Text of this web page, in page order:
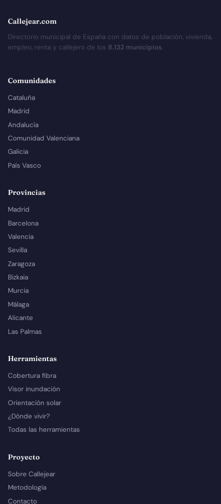
Callejear.com
Directorio municipal de España con datos de población, vivienda,
empleo, renta y callejero de los 8.132 municipios.
Comunidades
Cataluña
Madrid
Andalucía
Comunidad Valenciana
Galicia
País Vasco
Provincias
Madrid
Barcelona
Valencia
Sevilla
Zaragoza
Bizkaia
Murcia
Málaga
Alicante
Las Palmas
Herramientas
Cobertura fibra
Visor inundación
Orientación solar
¿Dónde vivir?
Todas las herramientas
Proyecto
Sobre Callejear
Metodología
Contacto